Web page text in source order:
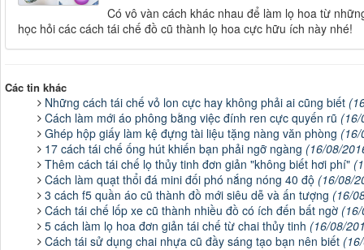
Có vô vàn cách khác nhau để làm lọ hoa từ
học hỏi các cách tái chế đồ cũ thành lọ hoa cực hữu ích này nhé!
Các tin khác
Những cách tái chế vỏ lon cực hay không phải ai cũng biết
Cách làm mới áo phông bằng việc đính ren cực quyến rũ
Ghép hộp giấy làm kệ đựng tài liệu tặng nàng văn phòng
17 cách tái chế ống hút khiến bạn phải ngỡ ngàng (16/08/
Thêm cách tái chế lọ thủy tinh đơn giản "không biết hơi phí"
Cách làm quạt thổi đá mini đối phó nắng nóng 40 độ (16/08/
3 cách f5 quần áo cũ thành đồ mới siêu dễ và ấn tượng (16/
Cách tái chế lốp xe cũ thành nhiều đồ có ích đến bất ngờ
5 cách làm lọ hoa đơn giản tái chế từ chai thủy tinh (16/08/
Cách tái sử dụng chai nhựa cũ đầy sáng tạo bạn nên biết